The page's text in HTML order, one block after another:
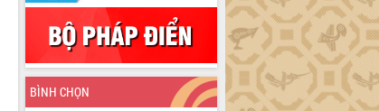
BÌNH CHỌN